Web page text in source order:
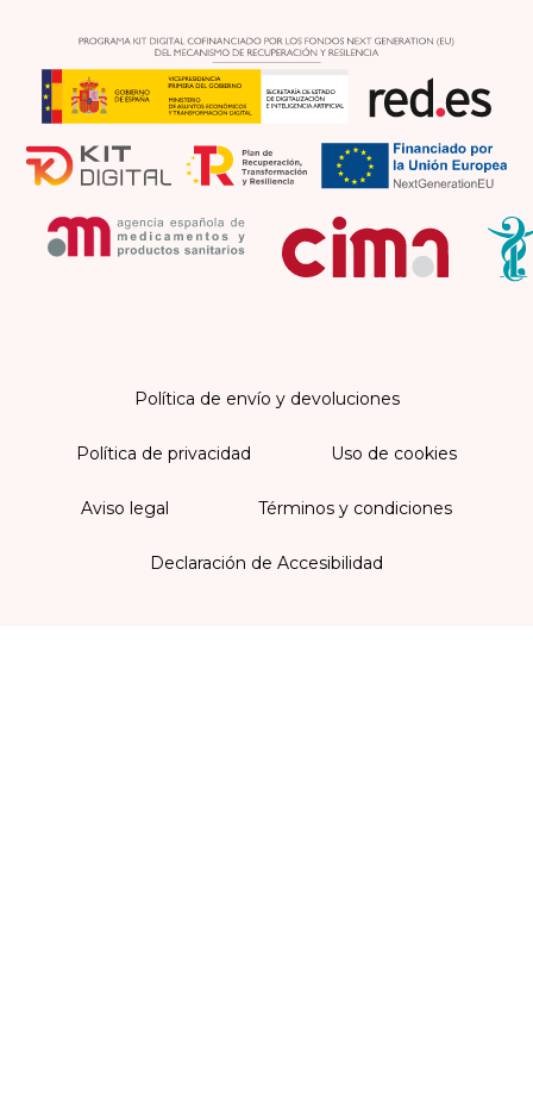
Política de envío y devoluciones
Política de privacidad Uso de cookies
Aviso legal Términos y condiciones
Declaración de Accesibilidad